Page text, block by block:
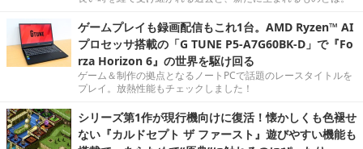
ゲームプレイも録画配信もこれ1台。AMD Ryzen™ AI
プロセッサ搭載の「G TUNE P5-A7G60BK-D」で『Fo
rza Horizon 6』の世界を駆け回る
ゲーム＆制作の拠点となるノートPCで話題のレースタイトルを
プレイ。放熱性能もチェックしました！
シリーズ第1作が現行機向けに復活！懐かしくも色褪せ
ない『カルドセプト ザ ファースト』遊びやすい機能も